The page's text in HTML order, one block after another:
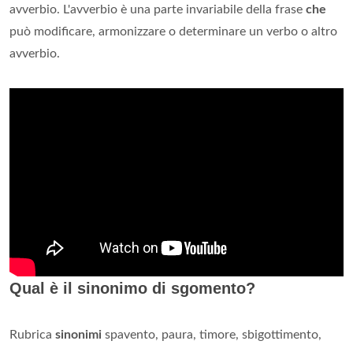
avverbio. L'avverbio è una parte invariabile della frase che
può modificare, armonizzare o determinare un verbo o altro
avverbio.
Qual è il sinonimo di sgomento?
Rubrica sinonimi spavento, paura, timore, sbigottimento,